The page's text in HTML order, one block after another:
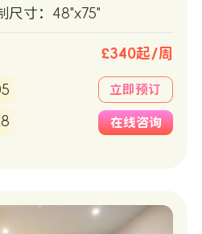
尺寸：48"x75"
£340起/周
立即预订
在线咨询